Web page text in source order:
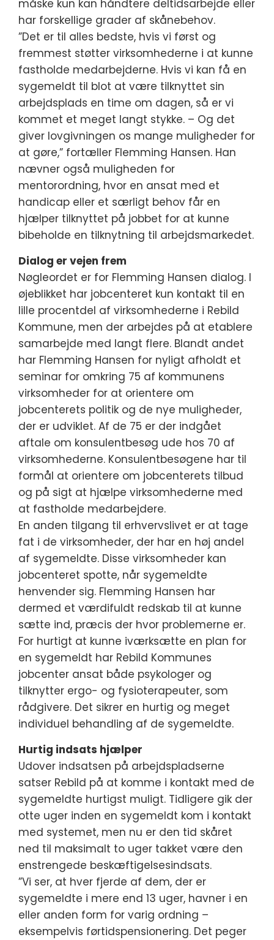
måske kun kan håndtere deltidsarbejde eller
har forskellige grader af skånebehov.
”Det er til alles bedste, hvis vi først og
fremmest støtter virksomhederne i at kunne
fastholde medarbejderne. Hvis vi kan få en
sygemeldt til blot at være tilknyttet sin
arbejdsplads en time om dagen, så er vi
kommet et meget langt stykke. – Og det
giver lovgivningen os mange muligheder for
at gøre,” fortæller Flemming Hansen. Han
nævner også muligheden for
mentorordning, hvor en ansat med et
handicap eller et særligt behov får en
hjælper tilknyttet på jobbet for at kunne
bibeholde en tilknytning til arbejdsmarkedet.
Dialog er vejen frem
Nøgleordet er for Flemming Hansen dialog. I
øjeblikket har jobcenteret kun kontakt til en
lille procentdel af virksomhederne i Rebild
Kommune, men der arbejdes på at etablere
samarbejde med langt flere. Blandt andet
har Flemming Hansen for nyligt afholdt et
seminar for omkring 75 af kommunens
virksomheder for at orientere om
jobcenterets politik og de nye muligheder,
der er udviklet. Af de 75 er der indgået
aftale om konsulentbesøg ude hos 70 af
virksomhederne. Konsulentbesøgene har til
formål at orientere om jobcenterets tilbud
og på sigt at hjælpe virksomhederne med
at fastholde medarbejdere.
En anden tilgang til erhvervslivet er at tage
fat i de virksomheder, der har en høj andel
af sygemeldte. Disse virksomheder kan
jobcenteret spotte, når sygemeldte
henvender sig. Flemming Hansen har
dermed et værdifuldt redskab til at kunne
sætte ind, præcis der hvor problemerne er.
For hurtigt at kunne iværksætte en plan for
en sygemeldt har Rebild Kommunes
jobcenter ansat både psykologer og
tilknytter ergo- og fysioterapeuter, som
rådgivere. Det sikrer en hurtig og meget
individuel behandling af de sygemeldte.
Hurtig indsats hjælper
Udover indsatsen på arbejdspladserne
satser Rebild på at komme i kontakt med de
sygemeldte hurtigst muligt. Tidligere gik der
otte uger inden en sygemeldt kom i kontakt
med systemet, men nu er den tid skåret
ned til maksimalt to uger takket være den
enstrengede beskæftigelsesindsats.
”Vi ser, at hver fjerde af dem, der er
sygemeldte i mere end 13 uger, havner i en
eller anden form for varig ordning –
eksempelvis førtidspensionering. Det peger